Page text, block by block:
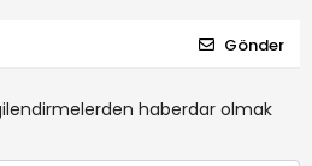
Gönder
haberdar olmak